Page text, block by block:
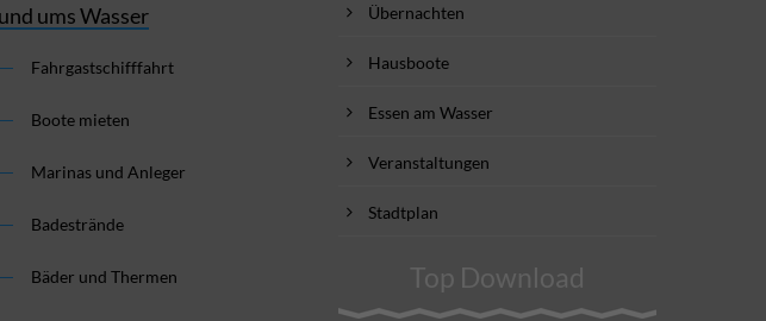
ums Wasser
Fahrgastschifffahrt
Boote mieten
Marinas und Anleger
Badestrände
Bäder und Thermen
Übernachten
Hausboote
Essen am Wasser
Veranstaltungen
Stadtplan
Top Download